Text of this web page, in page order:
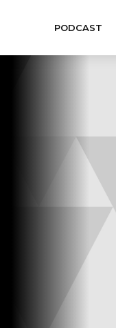
PODCAST